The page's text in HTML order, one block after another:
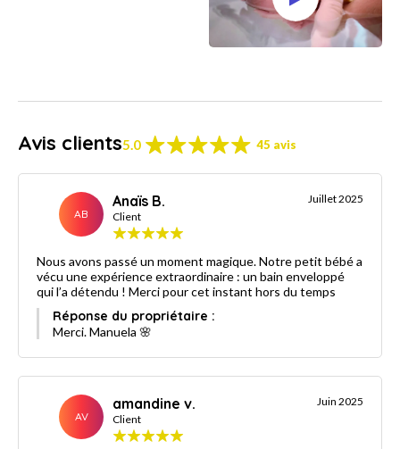
Avis clients5.0 45 avis
AB
Anaïs B.
Client
Juillet 2025
Nous avons passé un moment magique. Notre petit bébé a
vécu une expérience extraordinaire : un bain enveloppé
qui l’a détendu ! Merci pour cet instant hors du temps
Réponse du propriétaire :
Merci. Manuela 🌸
AV
amandine v.
Client
Juin 2025